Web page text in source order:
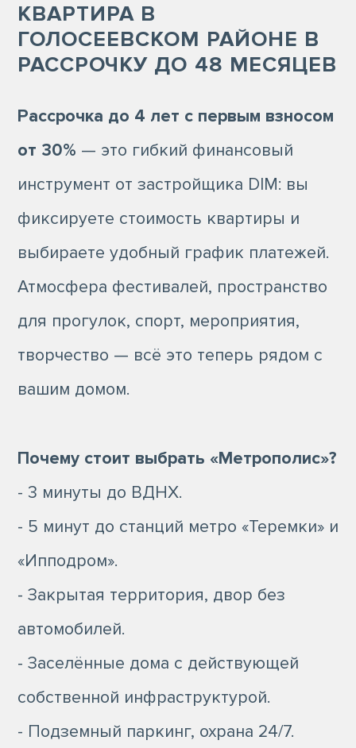
КВАРТИРА В
ГОЛОСЕЕВСКОМ РАЙОНЕ В
РАССРОЧКУ ДО 48 МЕСЯЦЕВ
Рассрочка до 4 лет с первым взносом
от 30% — это гибкий финансовый
инструмент от застройщика DIM: вы
фиксируете стоимость квартиры и
выбираете удобный график платежей.
Атмосфера фестивалей, пространство
для прогулок, спорт, мероприятия,
творчество — всё это теперь рядом с
вашим домом.
Почему стоит выбрать «Метрополис»?
- 3 минуты до ВДНХ.
- 5 минут до станций метро «Теремки» и
«Ипподром».
- Закрытая территория, двор без
автомобилей.
- Заселённые дома с действующей
собственной инфраструктурой.
- Подземный паркинг, охрана 24/7.